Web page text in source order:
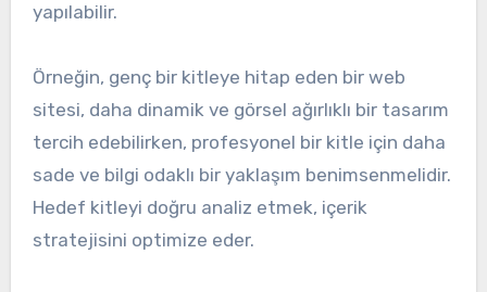
yapılabilir.
Örneğin, genç bir kitleye hitap eden bir web
sitesi, daha dinamik ve görsel ağırlıklı bir tasarım
tercih edebilirken, profesyonel bir kitle için daha
sade ve bilgi odaklı bir yaklaşım benimsenmelidir.
Hedef kitleyi doğru analiz etmek, içerik
stratejisini optimize eder.